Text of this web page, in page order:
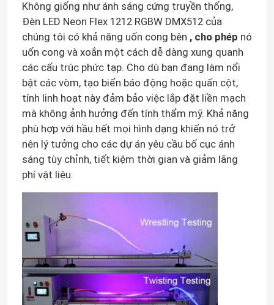
Không giống như ánh sáng cứng truyền thống,
Đèn LED Neon Flex 1212 RGBW DMX512 của
chúng tôi có khả năng uốn cong bên , cho phép nó
uốn cong và xoắn một cách dễ dàng xung quanh
các cấu trúc phức tạp. Cho dù bạn đang làm nổi
bật các vòm, tạo biển báo động hoặc quấn cột,
tính linh hoạt này đảm bảo việc lắp đặt liền mạch
mà không ảnh hưởng đến tính thẩm mỹ. Khả năng
phù hợp với hầu hết mọi hình dạng khiến nó trở
nên lý tưởng cho các dự án yêu cầu bố cục ánh
sáng tùy chỉnh, tiết kiệm thời gian và giảm lãng
phí vật liệu.